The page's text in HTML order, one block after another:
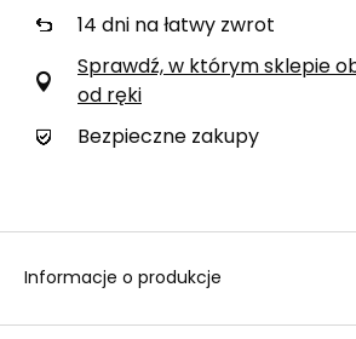
14 dni na łatwy zwrot
Sprawdź, w którym sklepie
od ręki
Bezpieczne zakupy
Informacje o produkcje